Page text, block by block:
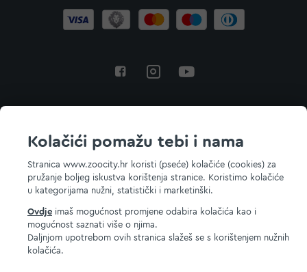
Kolačići pomažu tebi i nama
Stranica www.zoocity.hr koristi (pseće) kolačiće (cookies) za
pružanje boljeg iskustva korištenja stranice. Koristimo kolačiće
u kategorijama nužni, statistički i marketinški.
Ovdje imaš mogućnost promjene odabira kolačića kao i
mogućnost saznati više o njima.
Daljnjom upotrebom ovih stranica slažeš se s korištenjem nužnih
kolačića.
© 2026 ZOOCITY. Sva prava zadržana.